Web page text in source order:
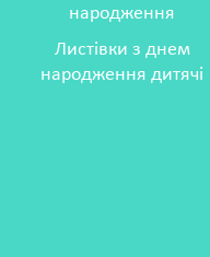
народження
Листівки з днем
народження дитячі